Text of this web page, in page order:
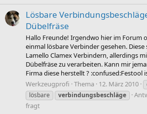
Lösbare
Dübelfräse
Hallo Freunde! Irgendwo hier im Forum
einmal lösbare Verbinder gesehen.
Lamello Clamex Verbindern, allerdings
Dübelfräse zu verarbeiten. Kann mir
Firma diese herstellt ? :confused:Festool
Werkzeugprofi Thema 12. März 2010
lösbare
verbindungsbeschläge
fragt